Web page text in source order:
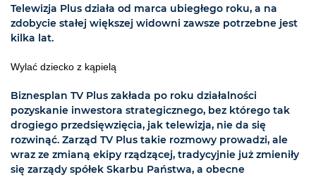
Telewizja Plus działa od marca ubiegłego roku, a na
zdobycie stałej większej widowni zawsze potrzebne jest
kilka lat.
Wylać dziecko z kąpielą
Biznesplan TV Plus zakłada po roku działalności
pozyskanie inwestora strategicznego, bez którego tak
drogiego przedsięwzięcia, jak telewizja, nie da się
rozwinąć. Zarząd TV Plus takie rozmowy prowadzi, ale
wraz ze zmianą ekipy rządzącej, tradycyjnie już zmieniły
się zarządy spółek Skarbu Państwa, a obecne